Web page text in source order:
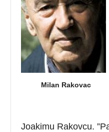
Milan Rakovac
Joakimu Rakovcu.